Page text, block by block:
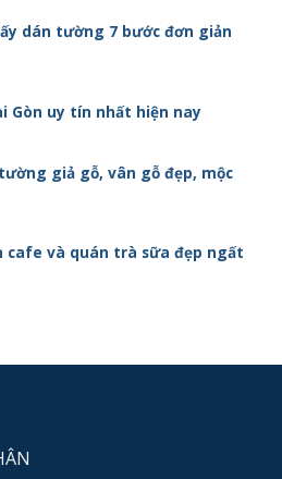
dán tường 7 bước đơn giản
Gòn uy tín nhất hiện nay
giả gỗ, vân gỗ đẹp, mộc
cafe và quán trà sữa đẹp ngất